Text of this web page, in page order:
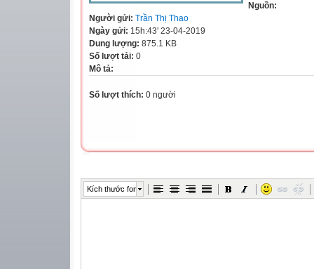
Nguồn:
Người gửi: Trần Thị Thao
Ngày gửi: 15h:43' 23-04-2019
Dung lượng: 875.1 KB
Số lượt tải: 0
Mô tả:
Số lượt thích: 0 người
Kích thước font